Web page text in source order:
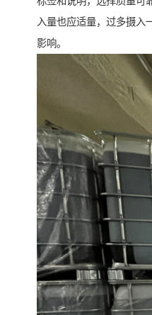
入量也应适量，过多摄入
影响。